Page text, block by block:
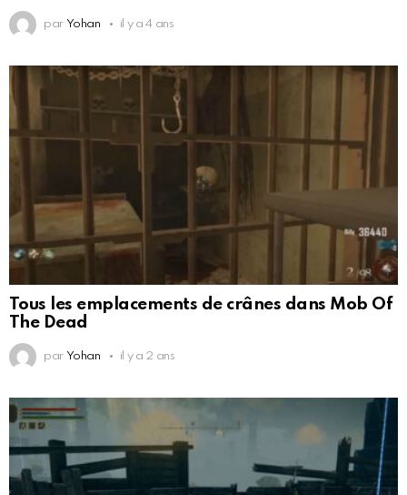
par Yohan il y a 4 ans
Tous les emplacements de crânes dans Mob Of
The Dead
par Yohan il y a 2 ans